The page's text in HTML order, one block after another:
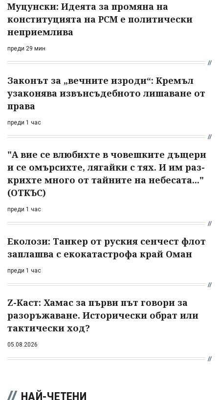
Муцунски: Идеята за промяна на
конституцията на РСМ е политически
неприемлива
преди 29 мин
Законът за „вечните изроди“: Кремъл
узаконява извънсъдебното лишаване от
права
преди 1 час
"А вие се влюбихте в чо­вешките дъщери
и се омърсихте, лягайки с тях. И им раз­
крихте много от тайните на небесата..."
(ОТКЪС)
преди 1 час
Еколози: Танкер от руския сенчест флот
заплашва с екокатастрофа край Оман
преди 1 час
Z-Каст: Хамас за първи път говори за
разоръжаване. Исторически обрат или
тактически ход?
05.08.2026
НАЙ-ЧЕТЕНИ